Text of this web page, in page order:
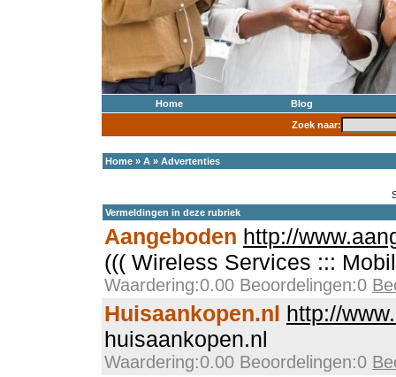
Home
Blog
Zoek naar:
Home » A » Advertenties
Vermeldingen in deze rubriek
Aangeboden http://
((( Wireless Services :::
Waardering:0.00 Beoordelingen:0
Huisaankopen.nl http://
huisaankopen.nl
Waardering:0.00 Beoordelingen:0